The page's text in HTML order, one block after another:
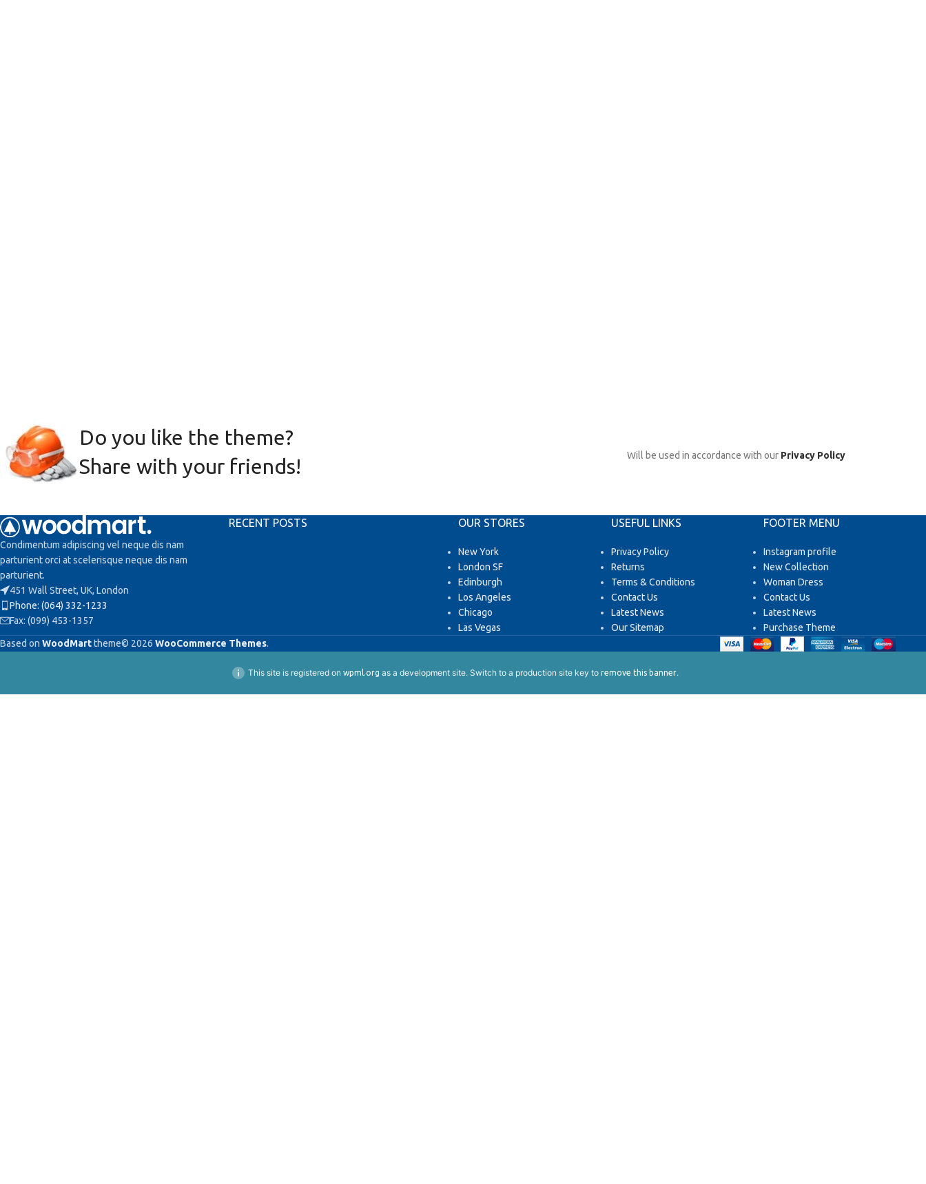
Do you like the theme?
Share with your friends!
Will be used in accordance with our Privacy Policy
Condimentum adipiscing vel neque dis nam
parturient orci at scelerisque neque dis nam
parturient.
451 Wall Street, UK, London
Phone: (064) 332-1233
Fax: (099) 453-1357
RECENT POSTS OUR STORES
New York
London SF
Edinburgh
Los Angeles
Chicago
Las Vegas
USEFUL LINKS
Privacy Policy
Returns
Terms & Conditions
Contact Us
Latest News
Our Sitemap
FOOTER MENU
Instagram profile
New Collection
Woman Dress
Contact Us
Latest News
Purchase Theme
Based on WoodMarttheme© 2026 WooCommerce Themes.
This site is registered on wpml.org as a development site. Switch to a production site key to remove this banner.